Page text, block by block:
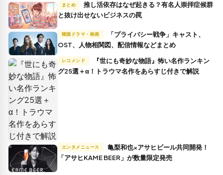
まとめ
推し活依存はなぜ起きる？有名人崇拝症候群
と抜け出せないビジネスの罠
韓国ドラマ・映画
OST、人物相関図、配信情報などまとめ
レコメンド
グ25選＋α！トラウマ名作をあらすじ付きで解説
エンタメニュース
「アサヒKAME BEER」が数量限定発売